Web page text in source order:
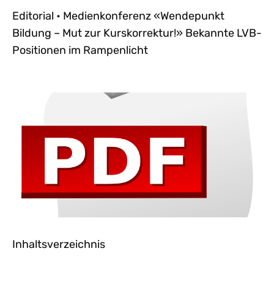
Editorial • Medienkonferenz «Wendepunkt
Bildung – Mut zur Kurskorrektur!» Bekannte LVB-
Positionen im Rampenlicht
Inhaltsverzeichnis